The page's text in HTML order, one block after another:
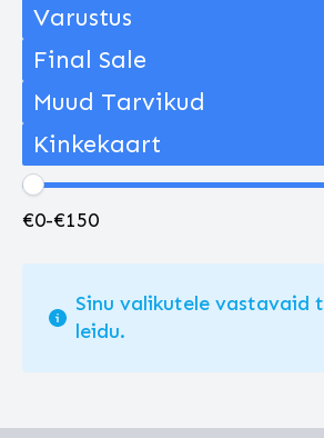
Varustus
Final Sale
Muud Tarvikud
Kinkekaart
€0-€150
Sinu valikutele vastavaid
leidu.